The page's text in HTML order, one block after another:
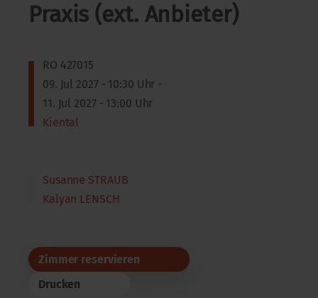
Praxis (ext. Anbieter)
RO 427015
09. Jul 2027 - 10:30 Uhr -
11. Jul 2027 - 13:00 Uhr
Kiental
Susanne STRAUB
Kalyan LENSCH
Zimmer reservieren
Drucken